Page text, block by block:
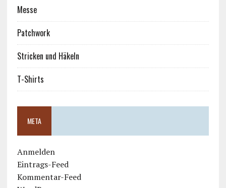
Messe
Patchwork
Stricken und Häkeln
T-Shirts
META
Anmelden
Eintrags-Feed
Kommentar-Feed